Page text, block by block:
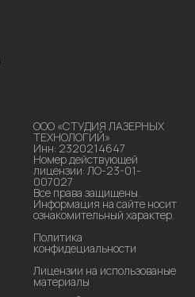
ООО «СТУДИЯ ЛАЗЕРНЫХ
ТЕХНОЛОГИЙ»
Инн: 2320214647
Номер действующей
лицензии: ЛО-23-01-
007027
Все права защищены.
Информация на сайте носит
ознакомительный характер.
Политика
конфидециальности
Лицензии на использованые
материалы